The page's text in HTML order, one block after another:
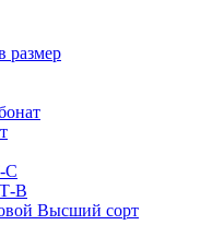
размер
С
В
Высший сорт